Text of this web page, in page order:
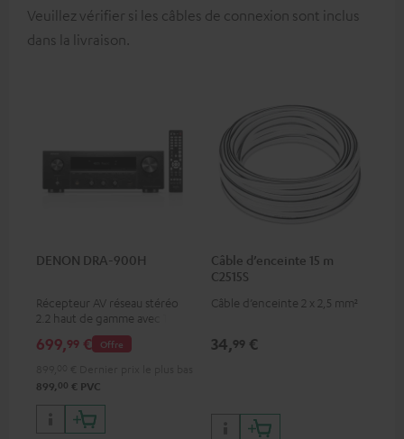
Veuillez vérifier si les câbles de connexion sont inclus
dans la livraison.
DENON DRA-900H
Récepteur AV réseau stéréo
2.2 haut de gamme avec 145
watts par canal à 6 ohms,
lecture USB et d'autres
numériques, 6 entrées HDMI
et 1 sortie HDMI supportant
8K, 3D, HDCP 2.3, HDR10+,
ARC/eARC et Dolby Vision.
Offre
699,99 €
899, 00 € PVC
Câble d’enceinte 15 m
C2515S
Câble d’enceinte 2 x 2,5 mm²
34,99 €